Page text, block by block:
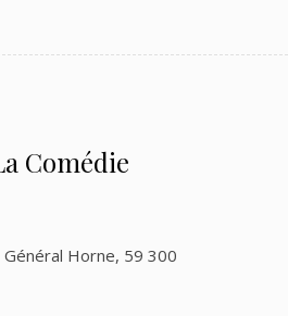
Comédie
Général Horne, 59 300